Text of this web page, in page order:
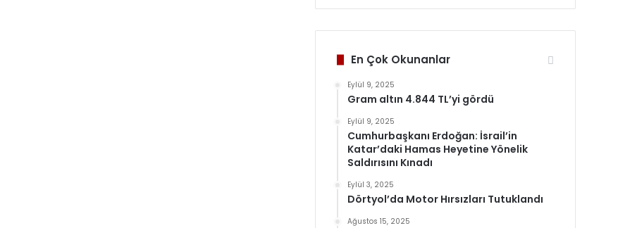
En Çok Okunanlar
Eylül 9, 2025
Gram altın 4.844 TL’yi gördü
Eylül 9, 2025
Cumhurbaşkanı Erdoğan: İsrail’in
Katar’daki Hamas Heyetine Yönelik
Saldırısını Kınadı
Eylül 3, 2025
Dörtyol’da Motor Hırsızları Tutuklandı
Ağustos 15, 2025